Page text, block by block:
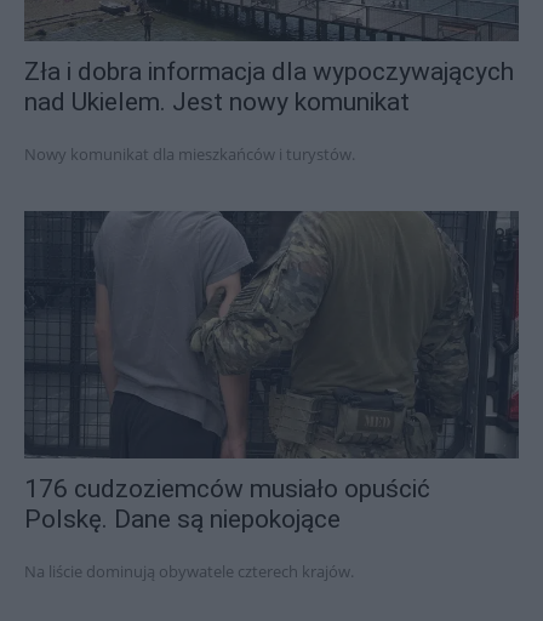
Zła i dobra informacja dla wypoczywających
nad Ukielem. Jest nowy komunikat
Nowy komunikat dla mieszkańców i turystów.
176 cudzoziemców musiało opuścić
Polskę. Dane są niepokojące
Na liście dominują obywatele czterech krajów.